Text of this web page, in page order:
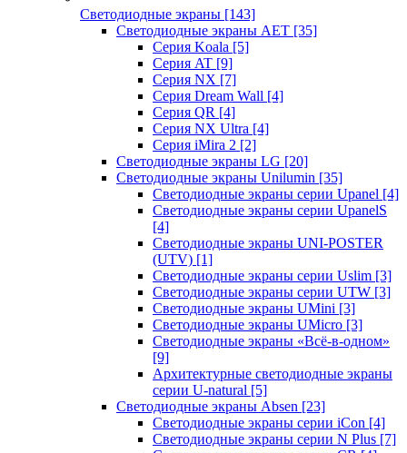
Светодиодные экраны [143]
Светодиодные экраны AET [35]
Cерия Koala [5]
Серия AT [9]
Серия NX [7]
Серия Dream Wall [4]
Серия QR [4]
Серия NX Ultra [4]
Серия iMira 2 [2]
Светодиодные экраны LG [20]
Светодиодные экраны Unilumin [35]
Светодиодные экраны серии Upanel [4]
Светодиодные экраны серии UpanelS
[4]
Светодиодные экраны UNI-POSTER
(UTV) [1]
Светодиодные экраны серии Uslim [3]
Светодиодные экраны серии UTW [3]
Светодиодные экраны UMini [3]
Светодиодные экраны UMicro [3]
Светодиодные экраны «Всё-в-одном»
[9]
Архитектурные светодиодные экраны
серии U-natural [5]
Светодиодные экраны Absen [23]
Светодиодные экраны серии iCon [4]
Светодиодные экраны серии N Plus [7]